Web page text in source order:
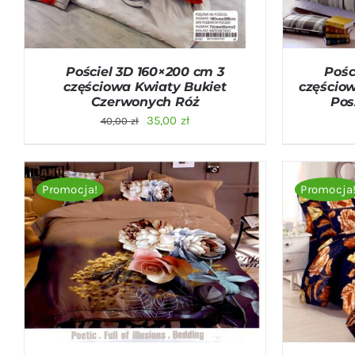
Pościel 3D 160×200 cm 3
częściowa Kwiaty Bukiet
Czerwonych Róż
40,00zł
Pierwotna
wynosiła:
40,00 zł.
35,00 złAktualna
wynosi:
35,00 zł.
Promocja!
DODAJ DO KOSZYKA / QUICK VIEW
Promocja!
DODAJ